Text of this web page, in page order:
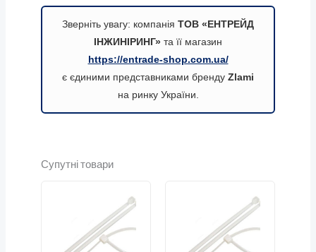
Зверніть увагу: компанія ТОВ «ЕНТРЕЙД
ІНЖИНІРИНГ» та її магазин
https://entrade-shop.com.ua/
є єдиними представниками бренду Zlami
на ринку України.
Супутні товари